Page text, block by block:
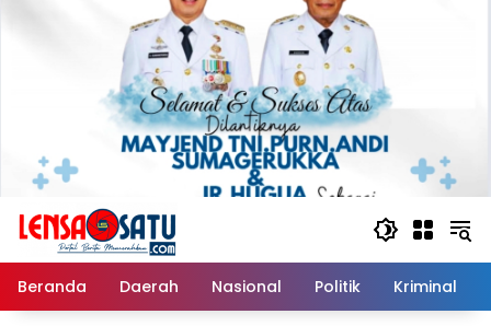
Beranda Daerah Nasional Politik Kriminal